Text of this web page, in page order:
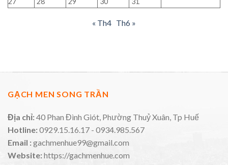
« Th4 Th6 »
GẠCH MEN SONG TRẦN
Địa chỉ:40 Phan Đình Giót, Phường Thuỷ Xuân, Tp Huế
Hotline:0929.15.16.17 - 0934.985.567
Email :gachmenhue99@gmail.com
Website:https://gachmenhue.com